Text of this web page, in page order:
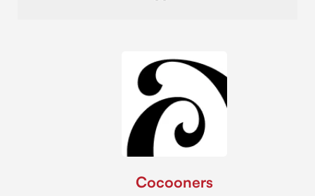
Cocooners